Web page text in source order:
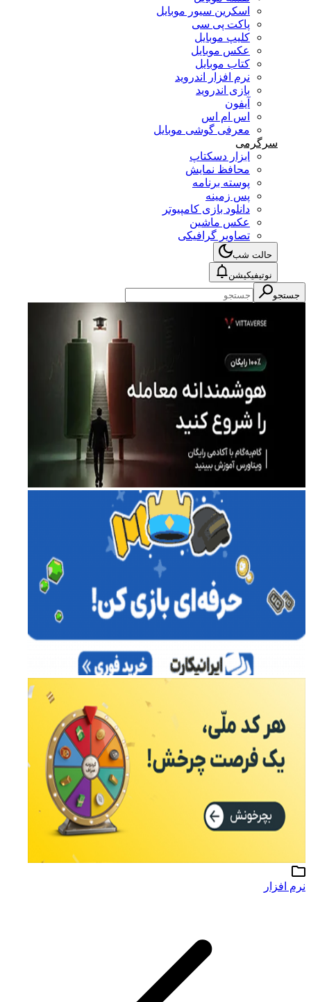
اسکرین سیور موبایل
پاکت پی سی
کلیپ موبایل
عکس موبایل
کتاب موبایل
نرم افزار اندروید
بازی اندروید
آیفون
اس ام اس
معرفی گوشی موبایل
سرگرمی
ابزار دسکتاپ
محافظ نمایش
پوسته برنامه
پس زمینه
دانلود بازی کامپیوتر
عکس ماشین
تصاویر گرافیکی
حالت شب
نوتیفیکیشن
جستجو
نرم افزار